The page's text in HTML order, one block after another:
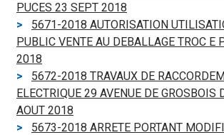
PUCES 23 SEPT 2018
5671-2018 AUTORISATION
PUBLIC VENTE AU DEBALLAGE TROC E
2018
5672-2018 TRAVAUX DE
ELECTRIQUE 29 AVENUE DE GROSBOIS
AOUT 2018
5673-2018 ARRETE PORTANT